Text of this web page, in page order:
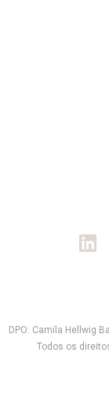
DPO: Camila Hellwig
Todos os